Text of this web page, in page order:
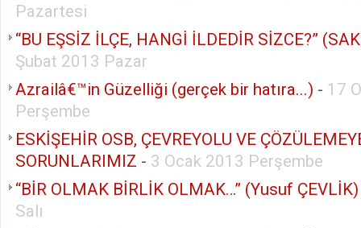
Pazartesi
“BU EŞSİZ İLÇE, HANGİ İLDEDİR SİZCE?”
Şubat 2013 Pazar
Azrailâ€™in Güzelliği (gerçek bir hatıra...) - 17
Perşembe
ESKİŞEHİR OSB, ÇEVREYOLU VE
SORUNLARIMIZ - 3 Ocak 2013 Perşembe
“BİR OLMAK BİRLİK OLMAK…” (Yusuf ÇEVLİK)
Salı